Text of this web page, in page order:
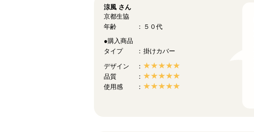
涼風 さん
京都生協
年齢
５０代
●購入商品
タイプ
掛けカバー
デザイン
品質
使用感